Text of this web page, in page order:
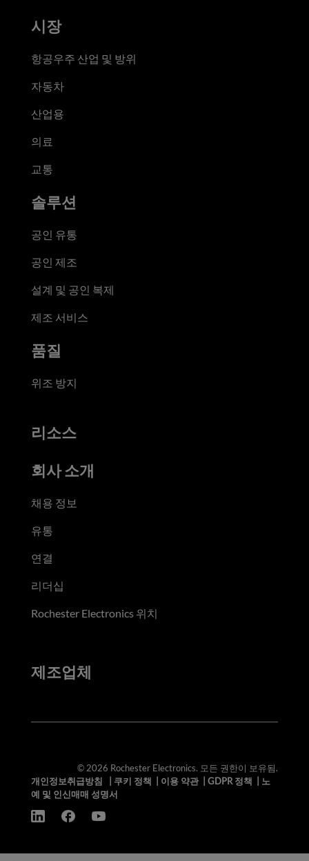
시장
항공우주 산업 및 방위
자동차
산업용
의료
교통
솔루션
공인 유통
공인 제조
설계 및 공인 복제
제조 서비스
품질
위조 방지
리소스
회사 소개
채용 정보
유통
연결
리더십
Rochester Electronics 위치
제조업체
© 2026 Rochester Electronics. 모든 권한이 보유됨.
개인정보취급방침
쿠키 정책 이용 약관| GDPR 정책
노
예 및 인신매매 성명서